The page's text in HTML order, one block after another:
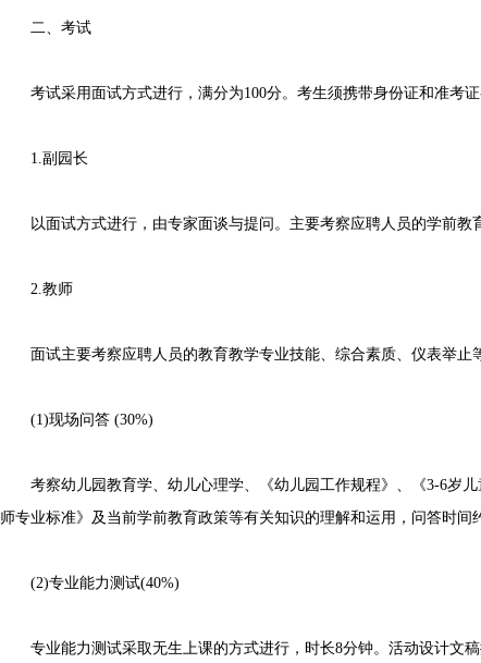
二、考试
考试采用面试方式进行，满分为100分。考生须携带身份证和准考证
1.副园长
以面试方式进行，由专家面谈与提问。主要考察应聘人员的学前教
2.教师
面试主要考察应聘人员的教育教学专业技能、综合素质、仪表举止
(1)现场问答 (30%)
考察幼儿园教育学、幼儿心理学、《幼儿园工作规程》、《3-6岁儿
师专业标准》及当前学前教育政策等有关知识的理解和运用，问答时间
(2)专业能力测试(40%)
专业能力测试采取无生上课的方式进行，时长8分钟。活动设计文稿